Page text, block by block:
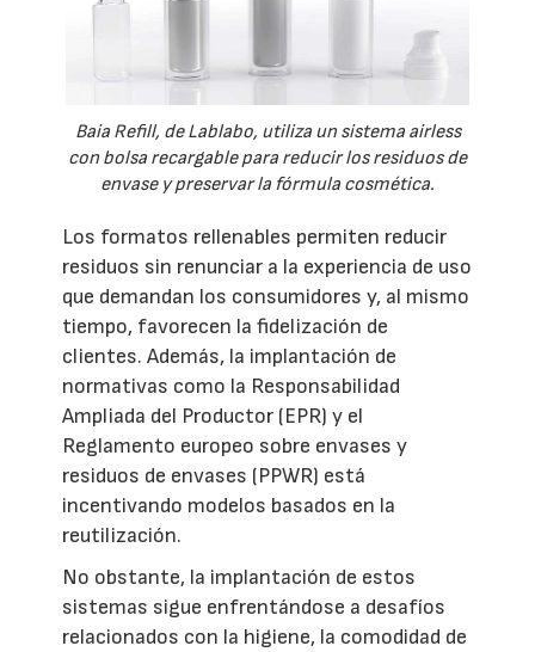
Baia Refill, de Lablabo, utiliza un sistema airless
con bolsa recargable para reducir los residuos de
envase y preservar la fórmula cosmética.
Los formatos rellenables permiten reducir
residuos sin renunciar a la experiencia de uso
que demandan los consumidores y, al mismo
tiempo, favorecen la fidelización de
clientes. Además, la implantación de
normativas como la Responsabilidad
Ampliada del Productor (EPR) y el
Reglamento europeo sobre envases y
residuos de envases (PPWR) está
incentivando modelos basados en la
reutilización.
No obstante, la implantación de estos
sistemas sigue enfrentándose a desafíos
relacionados con la higiene, la comodidad de